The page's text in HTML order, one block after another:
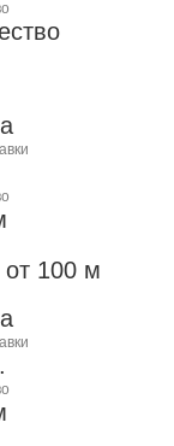
100 м